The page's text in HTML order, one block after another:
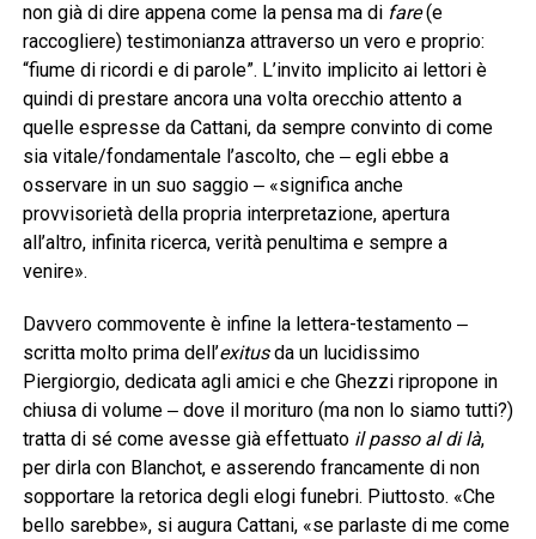
non già di dire appena come la pensa ma di fare(e
raccogliere) testimonianza attraverso un vero e proprio:
“fiume di ricordi e di parole”. L’invito implicito ai lettori è
quindi di prestare ancora una volta orecchio attento a
quelle espresse da Cattani, da sempre convinto di come
sia vitale/fondamentale l’ascolto, che ‒ egli ebbe a
osservare in un suo saggio ‒ «significa anche
provvisorietà della propria interpretazione, apertura
all’altro, infinita ricerca, verità penultima e sempre a
venire».
Davvero commovente è infine la lettera-testamento ‒
scritta molto prima dell’exitusda un lucidissimo
Piergiorgio, dedicata agli amici e che Ghezzi ripropone in
chiusa di volume ‒ dove il morituro (ma non lo siamo tutti?)
tratta di sé come avesse già effettuato il passo al di là,
per dirla con Blanchot, e asserendo francamente di non
sopportare la retorica degli elogi funebri. Piuttosto. «Che
bello sarebbe», si augura Cattani, «se parlaste di me come